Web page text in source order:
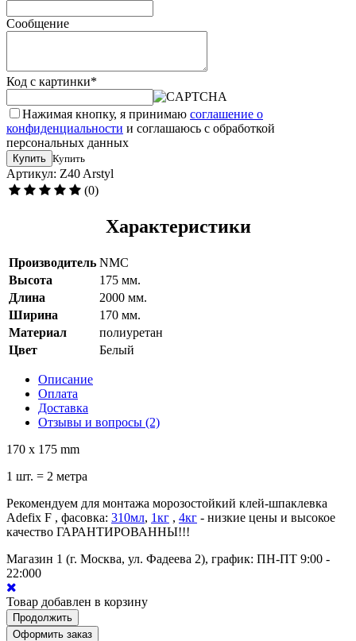
Сообщение
Код с картинки*
Нажимая кнопку, я принимаю соглашение о
конфиденциальности и соглашаюсь с обработкой
персональных данных
Купить Купить
Артикул: Z40 Arstyl
(0)
Характеристики
Производитель NMC
Высота
175 мм.
Длина
2000 мм.
Ширина
170 мм.
Материал
полиуретан
Цвет
Белый
Описание
Оплата
Доставка
Отзывы и вопросы (2)
170 x 175 mm
1 шт. = 2 метра
Рекомендуем для монтажа морозостойкий клей-шпаклевка
Adefix F , фасовка: 310мл, 1кг , 4кг - низкие цены и высокое
качество ГАРАНТИРОВАННЫ!!!
Магазин 1 (г. Москва, ул. Фадеева 2), график: ПН-ПТ 9:00 -
22:000
Товар добавлен в корзину
Продолжить
Оформить заказ